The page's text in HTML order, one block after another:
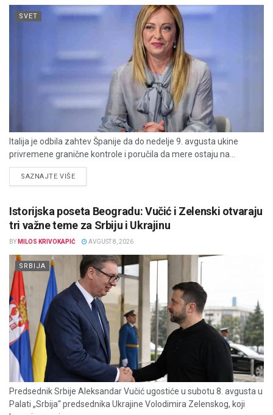
SVET
Italija je odbila zahtev Španije da do nedelje 9. avgusta ukine
privremene granične kontrole i poručila da mere ostaju na...
SAZNAJTE VIŠEDETAILS
Istorijska poseta Beogradu: Vučić i Zelenski otvaraju
tri važne teme za Srbiju i Ukrajinu
BY MILOS KRIVOKAPIĆ AVGUST 8, 2026
SRBIJA
Predsednik Srbije Aleksandar Vučić ugostiće u subotu 8. avgusta u
Palati „Srbija“ predsednika Ukrajine Volodimira Zelenskog, koji